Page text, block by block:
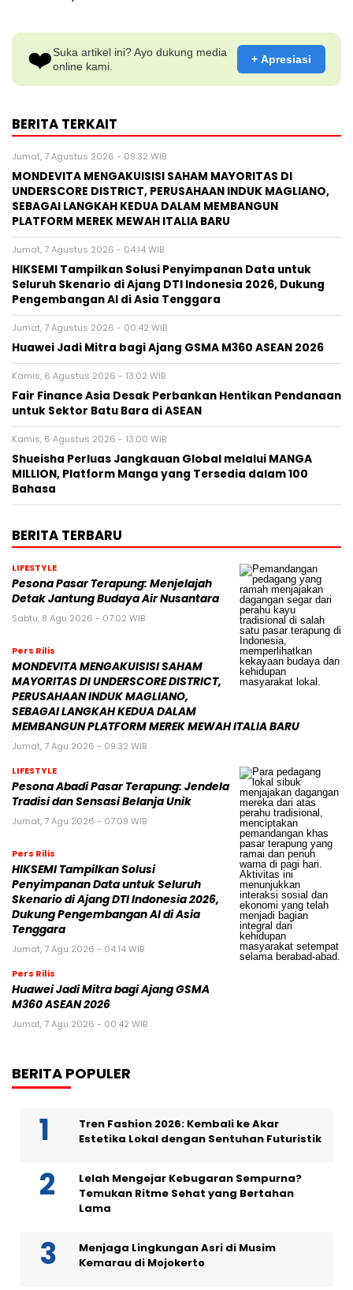
❤️Suka artikel ini? Ayo dukung media
online kami.
+ Apresiasi
BERITA TERKAIT
Jumat, 7 Agustus 2026 - 09:32 WIB
MONDEVITA MENGAKUISISI SAHAM MAYORITAS DI
UNDERSCORE DISTRICT, PERUSAHAAN INDUK MAGLIANO,
SEBAGAI LANGKAH KEDUA DALAM MEMBANGUN
PLATFORM MEREK MEWAH ITALIA BARU
Jumat, 7 Agustus 2026 - 04:14 WIB
HIKSEMI Tampilkan Solusi Penyimpanan Data untuk
Seluruh Skenario di Ajang DTI Indonesia 2026, Dukung
Pengembangan AI di Asia Tenggara
Jumat, 7 Agustus 2026 - 00:42 WIB
Huawei Jadi Mitra bagi Ajang GSMA M360 ASEAN 2026
Kamis, 6 Agustus 2026 - 13:02 WIB
Fair Finance Asia Desak Perbankan Hentikan Pendanaan
untuk Sektor Batu Bara di ASEAN
Kamis, 6 Agustus 2026 - 13:00 WIB
Shueisha Perluas Jangkauan Global melalui MANGA
MILLION, Platform Manga yang Tersedia dalam 100
Bahasa
BERITA TERBARU
LIFESTYLE
Pesona Pasar Terapung: Menjelajah
Detak Jantung Budaya Air Nusantara
Sabtu, 8 Agu 2026 - 07:02 WIB
Pers Rilis
MONDEVITA MENGAKUISISI SAHAM
MAYORITAS DI UNDERSCORE DISTRICT,
PERUSAHAAN INDUK MAGLIANO,
SEBAGAI LANGKAH KEDUA DALAM
MEMBANGUN PLATFORM MEREK MEWAH ITALIA BARU
Jumat, 7 Agu 2026 - 09:32 WIB
LIFESTYLE
Pesona Abadi Pasar Terapung: Jendela
Tradisi dan Sensasi Belanja Unik
Jumat, 7 Agu 2026 - 07:09 WIB
Pers Rilis
HIKSEMI Tampilkan Solusi
Penyimpanan Data untuk Seluruh
Skenario di Ajang DTI Indonesia 2026,
Dukung Pengembangan AI di Asia
Tenggara
Jumat, 7 Agu 2026 - 04:14 WIB
Pers Rilis
Huawei Jadi Mitra bagi Ajang GSMA
M360 ASEAN 2026
Jumat, 7 Agu 2026 - 00:42 WIB
BERITA POPULER
Tren Fashion 2026: Kembali ke Akar
Estetika Lokal dengan Sentuhan Futuristik
Lelah Mengejar Kebugaran Sempurna?
Temukan Ritme Sehat yang Bertahan
Lama
Menjaga Lingkungan Asri di Musim
Kemarau di Mojokerto